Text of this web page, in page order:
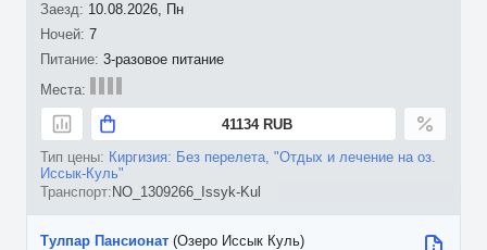
10.08.2026, Пн
7
3-разовое питание
41134 RUB
Киргизия: Без перелета, "Отдых и лечение на оз.
Иссык-Куль"
NO_1309266_Issyk-Kul
Тулпар Пансионат (Озеро Иссык Куль)